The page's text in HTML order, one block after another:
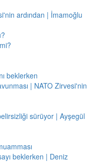
ardından | İmamoğlu
beklerken
| NATO Zirvesi'nin
sürüyor | Ayşegül
beklerken | Deniz